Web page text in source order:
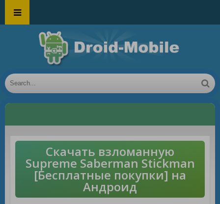
Скачать взломанную
Supreme Saberman Stickman
[Бесплатные покупки] на
Андроид